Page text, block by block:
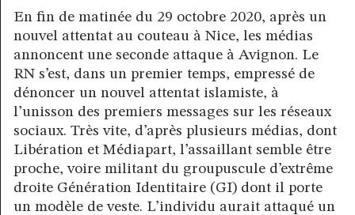
En fin de matinée du 29 octobre 2020, après un
nouvel attentat au couteau à Nice, les médias
annoncent une seconde attaque à Avignon. Le
RN s’est, dans un premier temps, empressé de
dénoncer un nouvel attentat islamiste, à
l’unisson des premiers messages sur les réseaux
sociaux. Très vite, d’après plusieurs médias, dont
Libération et Médiapart, l’assaillant semble être
proche, voire militant du groupuscule d’extrême
droite Génération Identitaire (GI) dont il porte
un modèle de veste. L’individu aurait attaqué un